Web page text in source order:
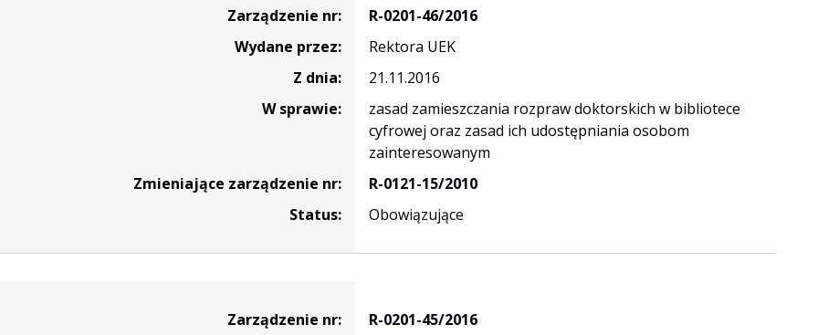
Zarządzenie nr:
R-0201-46/2016
Wydane przez:
Rektora UEK
Z dnia:
21.11.2016
W sprawie:
zasad zamieszczania rozpraw doktorskich w bibliotece
cyfrowej oraz zasad ich udostępniania osobom
zainteresowanym
Zmieniające zarządzenie nr:
R-0121-15/2010
Status:
Obowiązujące
Zarządzenie nr:
R-0201-45/2016